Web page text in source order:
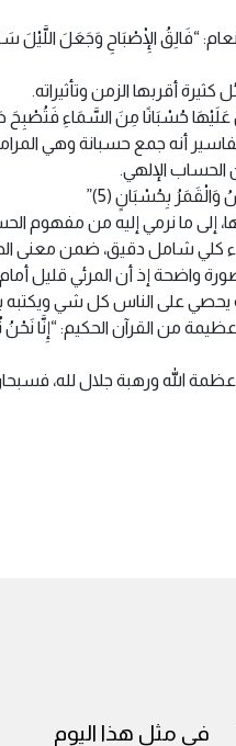
“فَالِقُ الْإِصْبَاحِ وَجَعَلَ اللَّيْلَ
أقربها الزمن وتأثيراته.
حُسْبَانًا مِنَ السَّمَاءِ فَتُصْبِحَ
أنه جمع حسبانة وهي
الحساب الإلهي.
بِحُسْبَانٍ (5)”
إلى ما نرمي إليه من مفهوم
كلي شامل دقيق، ضمن معنى
واضحة إذ أن المرئي قليل أمام
على الناس كل شي ويكتبه
من القرآن الحكيم: “إِنَّا نَحْنُ
ورهبة جلال لله، فسبحان
في مثل هذا اليوم